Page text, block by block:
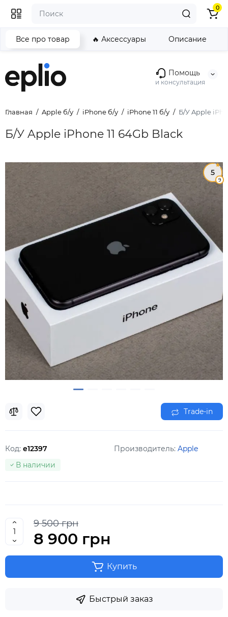
Помощь
и консультация
0
Главная Apple б/у iPhone б/у iPhone 11 б/у Б/У Apple
Б/У Apple iPhone 11 64Gb Black
Все про товар 🔥 Аксессуары Описание
5
9
Trade-in
Код: e12397 Производитель: Apple
В наличии
9 500 грн
8 900 грн
Купить
Быстрый заказ